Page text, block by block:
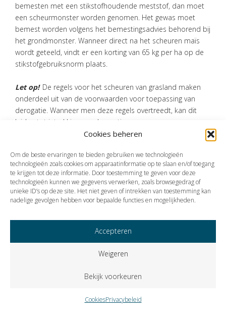
Cookies beheren
Om de beste ervaringen te bieden gebruiken we technologieën
technologieën zoals cookies om apparaatinformatie op te slaan en/of toegang
te krijgen tot deze informatie. Door toestemming te geven voor deze
technologieën kunnen we gegevens verwerken, zoals browsegedrag of
unieke ID’s op deze site. Het niet geven of intrekken van toestemming kan
nadelige gevolgen hebben voor bepaalde functies en mogelijkheden.
Accepteren
Weigeren
Bekijk voorkeuren
CookiesPrivacybeleid
bemesten met een stikstofhoudende meststof, dan moet
een scheurmonster worden genomen. Het gewas moet
bemest worden volgens het bemestingsadvies behorend bij
het grondmonster. Wanneer direct na het scheuren maïs
wordt geteeld, vindt er een korting van 65 kg per ha op de
stikstofgebruiksnorm plaats.
Let op! De regels voor het scheuren van grasland maken
onderdeel uit van de voorwaarden voor toepassing van
derogatie. Wanneer men deze regels overtreedt, kan dit
leiden tot intrekking van derogatie.
Bron:Ministerie van Landbouw, Natuur en Voedselkwaliteit | publicatie |
Vorige Volgende